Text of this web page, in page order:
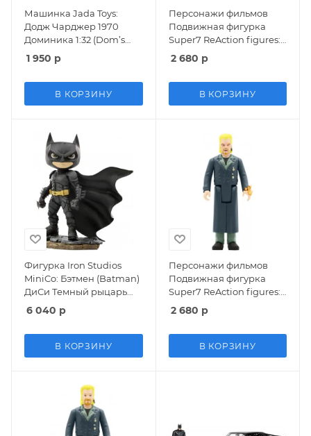
Машинка Jada Toys:
Додж Чарджер 1970
Доминика 1:32 (Dom’s
1970 Dodge Charger 1:32)
Форсаж (The Fast and the
1 950 р
В КОРЗИНУ
Персонажи фильмов
Подвижная фигурка
Super7 ReAction figures:
Риган (Regan)
Изгоняющий дьявола
RGN-01) 9,5 см
2 680 р
В КОРЗИНУ
Фигурка Iron Studios
MiniCo: Бэтмен (Batman)
ДиСи Темный рыцарь
(DC Dark Knight) (IS16) 12
см
6 040 р
В КОРЗИНУ
Персонажи фильмов
Подвижная фигурка
Super7 ReAction figures:
Вампир Дэвид (Vampire
David) Пропащие
(LOSTW01-VDV-01) 9,5 см
2 680 р
В КОРЗИНУ